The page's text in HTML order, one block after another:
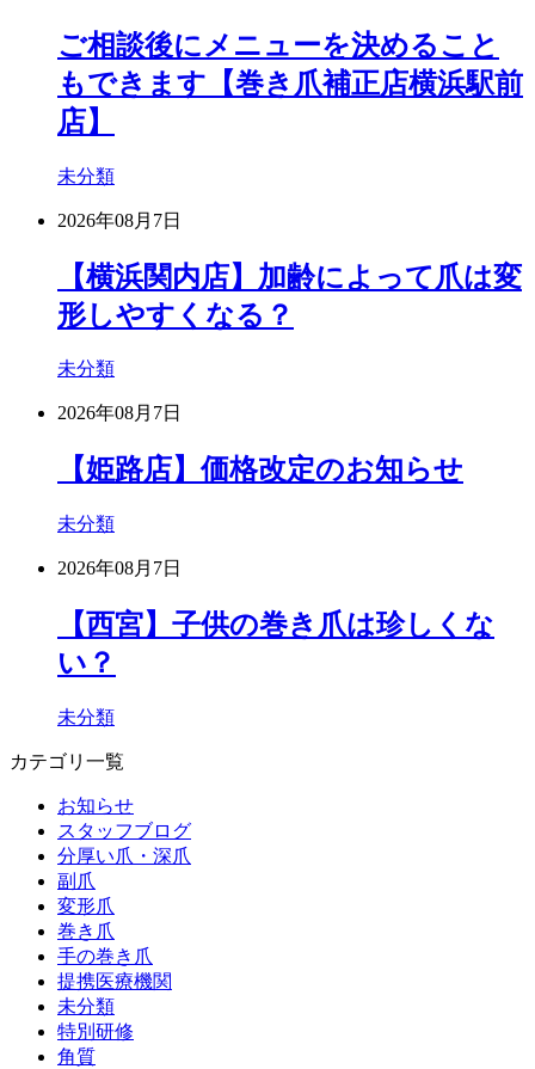
ご相談後にメニューを決めること
もできます【巻き爪補正店横浜駅前
店】
未分類
2026年08月7日
【横浜関内店】加齢によって爪は変
形しやすくなる？
未分類
2026年08月7日
【姫路店】価格改定のお知らせ
未分類
2026年08月7日
【西宮】子供の巻き爪は珍しくな
い？
未分類
カテゴリ一覧
お知らせ
スタッフブログ
分厚い爪・深爪
副爪
変形爪
巻き爪
手の巻き爪
提携医療機関
未分類
特別研修
角質